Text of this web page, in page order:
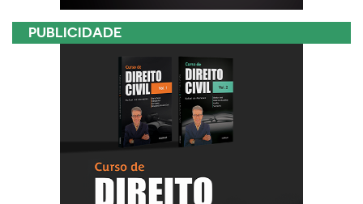
PUBLICIDADE